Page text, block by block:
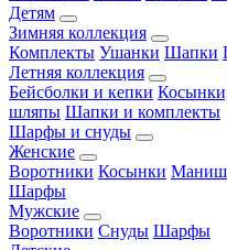
Детям
Зимняя коллекция
Комплекты Ушанки Шапки
Летняя коллекция
Бейсболки и кепки
шляпы Шапки и комплекты
Шарфы и снуды
Женские
Воротники Косынки
Шарфы
Мужские
Воротники Снуды Шарфы